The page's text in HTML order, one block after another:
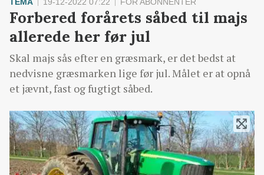
Forbered forårets såbed til majs
allerede her før jul
Skal majs sås efter en græsmark, er det bedst at
nedvisne græsmarken lige før jul. Målet er at opnå
et jævnt, fast og fugtigt såbed.